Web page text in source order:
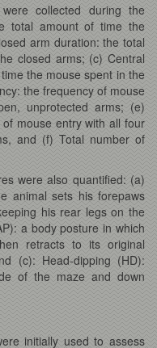
collected during the
total amount of time the
arm duration: the total
closed arms; (c) Central
the mouse spent in the
the frequency of mouse
unprotected arms; (e)
mouse entry with all four
and (f) Total number of
were also quantified: (a)
animal sets his forepaws
his rear legs on the
a body posture in which
retracts to its original
(c): Head-dipping (HD):
of the maze and down
initially used to assess